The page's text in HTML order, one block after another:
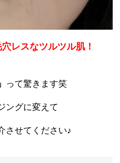
レスなツルツル肌！
って驚きます笑
ングに変えて
させてください♪